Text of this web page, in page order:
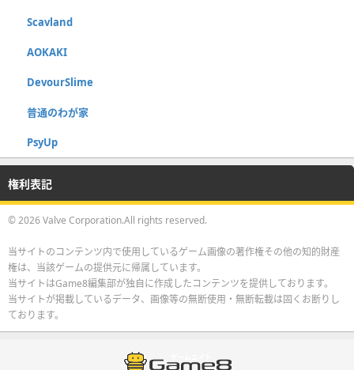
Scavland
AOKAKI
DevourSlime
普通のわが家
PsyUp
権利表記
© 2026 Valve Corporation.All rights reserved.
当サイトのコンテンツ内で使用しているゲーム画像の著作権その他の知的財産
権は、当該ゲームの提供元に帰属しています。
当サイトはGame8編集部が独自に作成したコンテンツを提供しております。
当サイトが掲載しているデータ、画像等の無断使用・無断転載は固くお断りし
ております。